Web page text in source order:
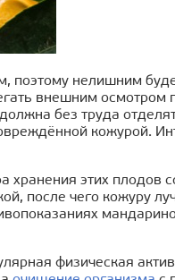
нелишним
внешним осмотром
без труда
кожурой.
этих плодов
после чего кожуру
физическая